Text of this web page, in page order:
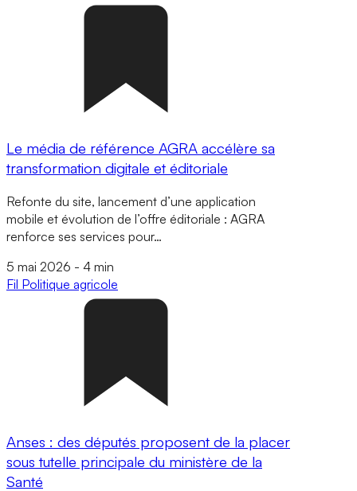
Le média de référence AGRA accélère sa
transformation digitale et éditoriale
Refonte du site, lancement d’une application
mobile et évolution de l’offre éditoriale : AGRA
renforce ses services pour…
5 mai 2026 - 4 min
Fil Politique agricole
Anses : des députés proposent de la placer
sous tutelle principale du ministère de la
Santé